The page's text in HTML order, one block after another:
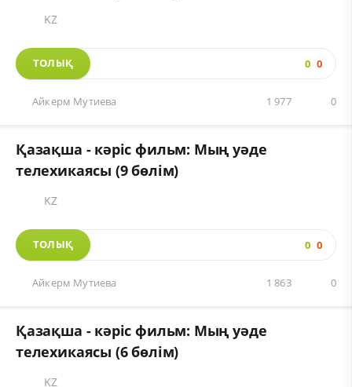
KZ
ТОЛЫҚ 0 0
Айкерм Мутиева 0
1 977
Қазақша - кәріс фильм: Мың уәде
телехикаясы (9 бөлім)
KZ
ТОЛЫҚ 0 0
Айкерм Мутиева 0
1 863
Қазақша - кәріс фильм: Мың уәде
телехикаясы (6 бөлім)
KZ